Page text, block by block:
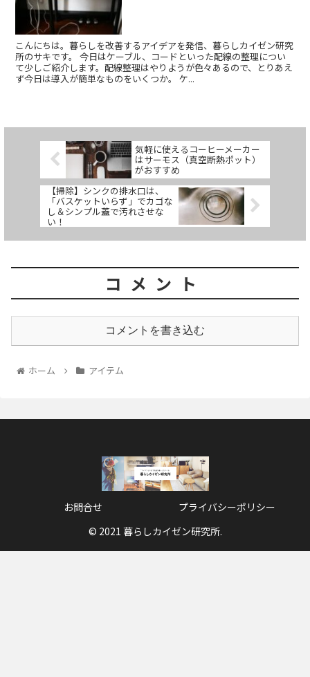
こんにちは。暮らしを改善するアイデアを発信、暮らしカイゼン研究
所のサキです。 今日はケーブル、コードといった配線の整理につい
て少しご紹介します。配線整理はやりようが色々あるので、とりあえ
ず今日は導入が簡単なものをいくつか。 ケ...
気軽に使えるコーヒーメーカー
はサーモス（真空断熱ポット）
がおすすめ
【掃除】シンクの排水口は、
「バスケットいらず」でカゴな
し＆シンプル蓋で汚れさせな
い！
コメント
コメントを書き込む
ホーム アイテム
お問合せ
プライバシーポリシー
© 2021 暮らしカイゼン研究所.